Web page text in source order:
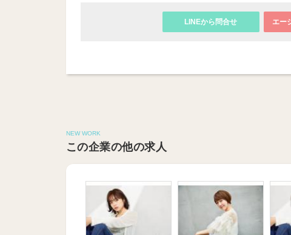
LINEから問合せ エー
NEW WORK
この企業の他の求人